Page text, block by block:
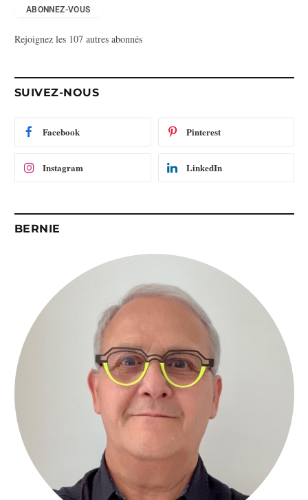
s
m
ABONNEZ-VOUS
Rejoignez les 107 autres abonnés
SUIVEZ-NOUS
Facebook Pinterest
Instagram LinkedIn
BERNIE